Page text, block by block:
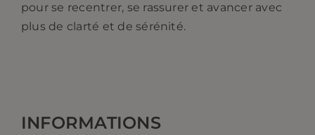
pour se recentrer, se rassurer et avancer avec
plus de clarté et de sérénité.
INFORMATIONS